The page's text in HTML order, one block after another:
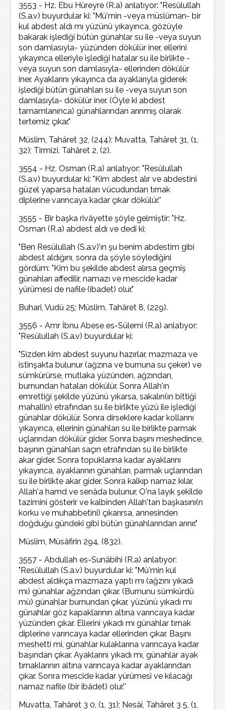
3553 - Hz. Ebu Hüreyre (R.a) anlatıyor: "Resûlullah
(S.a.v) buyurdular ki: "Mü'min -veya müslüman- bir
kul abdest aldı mı yüzünü yıkayınca, gözüyle
bakarak işlediği bütün günahlar su ile -veya suyun
son damlasıyla- yüzünden dökülür iner, ellerini
yıkayınca elleriyle işlediği hatalar su ile birlikte -
veya suyun son damlasıyla- ellerinden dökülür
iner. Ayaklarını yıkayınca da ayaklarıyla giderek
işlediği bütün günahları su ile -veya suyun son
damlasıyla- dökülür iner. (Öyle ki abdest
tamamlanınca) günahlarından arınmış olarak
tertemiz çıkar."
Müslim, Tahâret 32, (244); Muvatta, Tahâret 31, (1,
32); Tirmizi, Tahâret 2, (2).
3554 - Hz. Osman (R.a) anlatıyor: "Resülullah
(S.a.v) buyurdular ki: "Kim abdest alır ve abdestini
güzel yaparsa hataları vücudundan tırnak
diplerine varıncaya kadar çıkar dökülür.''
3555 - Bir başka rivâyette şöyle gelmiştir: "Hz.
Osman (R.a) abdest aldı ve dedi ki:
"Ben Resülullah (S.a.v)'ın şu benim abdestim gibi
abdest aldığını, sonra da şöyle söylediğini
gördüm: "Kim bu şekilde abdest alırsa geçmiş
günahları affedilir, namazı ve mescide kadar
yürümesi de nafile (ibadet) olur."
Buhari, Vudü 25; Müslim, Tahâret 8, (229).
3556 - Amr İbnu Abese es-Sülemi (R.a) anlatıyor:
"Resülullah (S.a.v) buyurdular ki:
"Sizden kim abdest suyunu hazırlar, mazmaza ve
istinşakta bulunur (ağzına ve burnuna su çeker) ve
sümkürürse, mutlaka yüzünden, ağzından,
burnundan hataları dökülür. Sonra Allah'ın
emrettiği şekilde yüzünü yıkarsa, sakalın(ın bittiği
mahallin) etrafından su ile birlikte yüzü ile işlediği
günahlar dökülür. Sonra dirseklere kadar kollarını
yıkayınca, ellerinin günahları su ile birlikte parmak
uçlarından dökülür gider. Sonra başını meshedince,
başının günahları saçın etrafından su ile birlikte
akar gider. Sonra topuklarına kadar ayaklarını
yıkayınca, ayaklarının günahları, parmak uçlarından
su ile birlikte akar gider. Sonra kalkıp namaz kılar,
Allah'a hamd ve senâda bulunur, O'na layık şekilde
tazimini gösterir ve kalbinden Allah'tan başkasını(n
korku ve muhabbetini) çıkarırsa, annesinden
doğduğu gündeki gibi bütün günahlarından arınır."
Müslim, Müsâfirin 294, (832).
3557 - Abdullah es-Sunâbihi (R.a) anlatıyor:
"Resülullah (S.a.v) buyurdular ki: "Mü'min kul
abdest aldıkça mazmaza yaptı mı (ağzını yıkadı
mı) günahlar ağzından çıkar. (Burnunu sümkürdü
mü) günahlar burnundan çıkar, yüzünü yıkadı mı
günahlar göz kapaklarının altına varıncaya kadar
yüzünden çıkar. Ellerini yıkadı mı günahlar tırnak
diplerine varıncaya kadar ellerinden çıkar. Başını
meshetti mi, günahlar kulaklarına varıncaya kadar
başından çıkar. Ayaklarını yıkadı mı, günahlar ayak
tırnaklarının altına varıncaya kadar ayaklarından
çıkar. Sonra mescide kadar yürümesi ve kılacağı
namaz nafile (bir ibâdet) olur.''
Muvatta, Tahâret 3 0, (1, 31); Nesâi, Tahâret 3 5, (1,